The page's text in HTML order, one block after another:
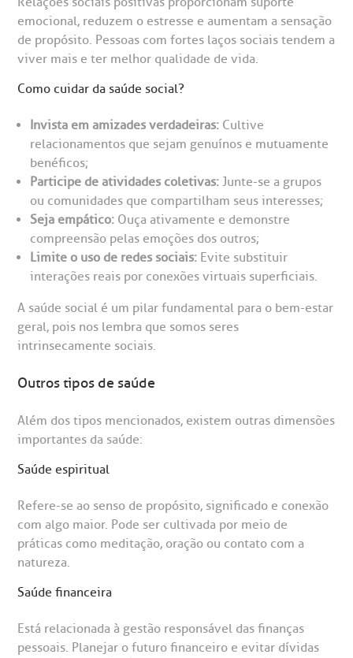
emocional, reduzem o estresse e aumentam a sensação
de propósito. Pessoas com fortes laços sociais tendem a
viver mais e ter melhor qualidade de vida.
Como cuidar da saúde social?
Invista em amizades verdadeiras: Cultive
relacionamentos que sejam genuínos e mutuamente
benéficos;
Participe de atividades coletivas: Junte-se a grupos
ou comunidades que compartilham seus interesses;
Seja empático: Ouça ativamente e demonstre
compreensão pelas emoções dos outros;
Limite o uso de redes sociais: Evite substituir
interações reais por conexões virtuais superficiais.
A saúde social é um pilar fundamental para o bem-estar
geral, pois nos lembra que somos seres
intrinsecamente sociais.
Outros tipos de saúde
Além dos tipos mencionados, existem outras dimensões
importantes da saúde:
Saúde espiritual
Refere-se ao senso de propósito, significado e conexão
com algo maior. Pode ser cultivada por meio de
práticas como meditação, oração ou contato com a
natureza.
Saúde financeira
Está relacionada à gestão responsável das finanças
pessoais. Planejar o futuro financeiro e evitar dívidas